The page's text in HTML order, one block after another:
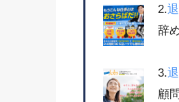
2.
辞
3.
顧